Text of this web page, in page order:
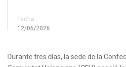
Fecha
12/06/2026
Durante tres días, la sede de la